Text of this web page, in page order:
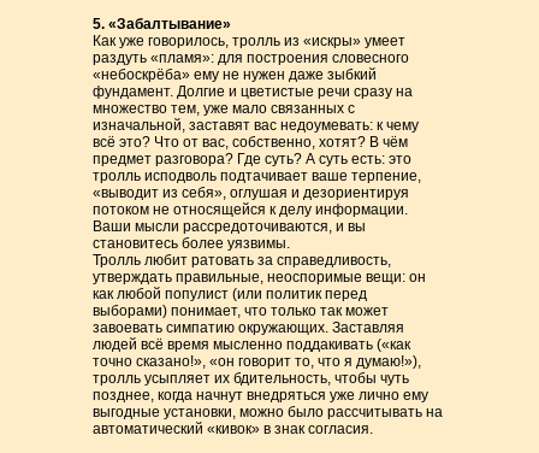
5. «Забалтывание»
Как уже говорилось, тролль из «искры» умеет
раздуть «пламя»: для построения словесного
«небоскрёба» ему не нужен даже зыбкий
фундамент. Долгие и цветистые речи сразу на
множество тем, уже мало связанных с
изначальной, заставят вас недоумевать: к чему
всё это? Что от вас, собственно, хотят? В чём
предмет разговора? Где суть? А суть есть: это
тролль исподволь подтачивает ваше терпение,
«выводит из себя», оглушая и дезориентируя
потоком не относящейся к делу информации.
Ваши мысли рассредоточиваются, и вы
становитесь более уязвимы.
Тролль любит ратовать за справедливость,
утверждать правильные, неоспоримые вещи: он
как любой популист (или политик перед
выборами) понимает, что только так может
завоевать симпатию окружающих. Заставляя
людей всё время мысленно поддакивать («как
точно сказано!», «он говорит то, что я думаю!»),
тролль усыпляет их бдительность, чтобы чуть
позднее, когда начнут внедряться уже лично ему
выгодные установки, можно было рассчитывать на
автоматический «кивок» в знак согласия.